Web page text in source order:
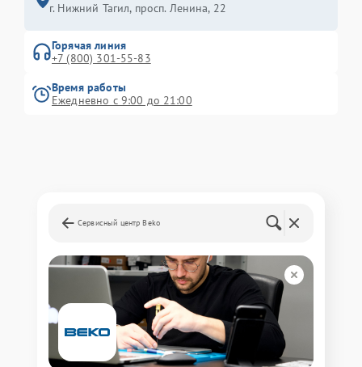
г. Нижний Тагил, просп. Ленина, 22
Горячая линия
+7 (800) 301-55-83
Время работы
Ежедневно с 9:00 до 21:00
Сервисный центр Beko